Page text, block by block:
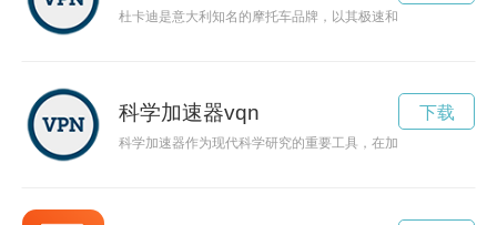
杜卡迪是意大利知名的摩托车品牌，以其极速和激情而闻名全
科学加速器vqn
科学加速器作为现代科学研究的重要工具，在加速粒子的同时
下载